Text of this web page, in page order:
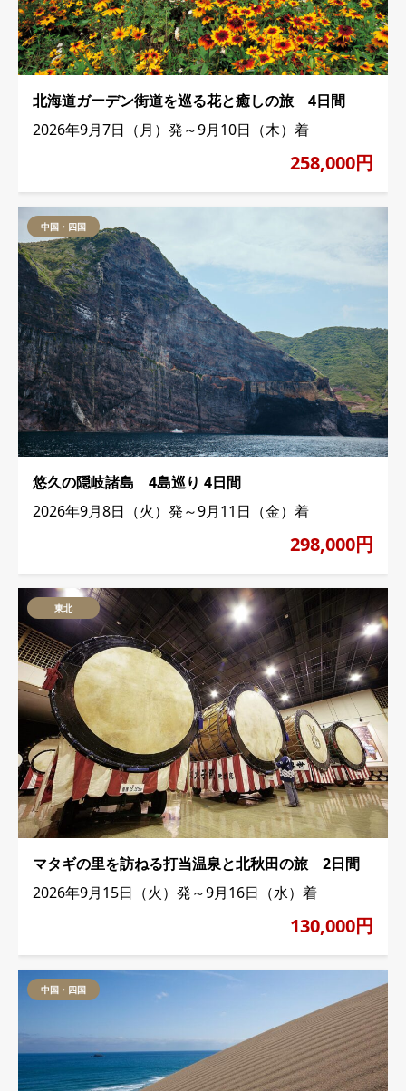
北海道ガーデン街道を巡る花と癒しの旅 4日間
2026年9月7日（月）発～9月10日（木）着
258,000円
中国・四国
悠久の隠岐諸島 4島巡り 4日間
2026年9月8日（火）発～9月11日（金）着
298,000円
東北
マタギの里を訪ねる打当温泉と北秋田の旅 2日間
2026年9月15日（火）発～9月16日（水）着
130,000円
中国・四国